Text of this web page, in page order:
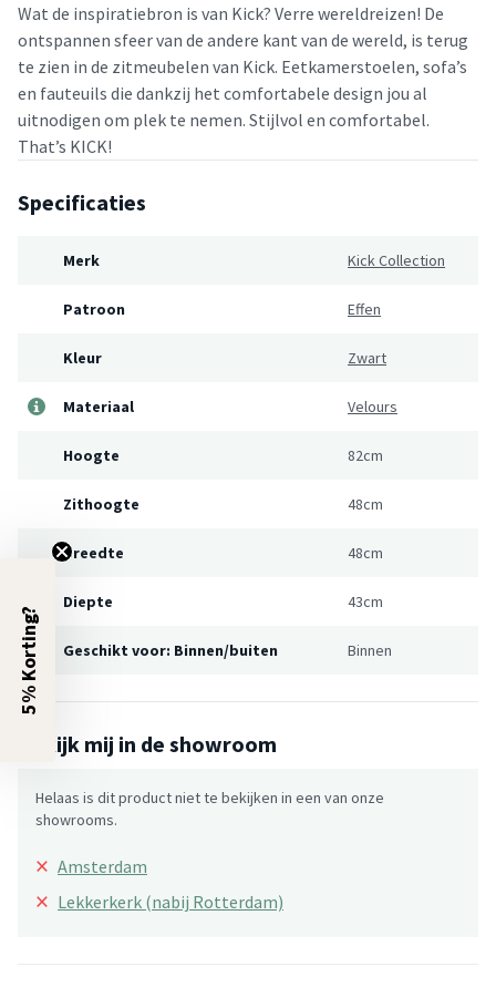
Wat de inspiratiebron is van Kick? Verre wereldreizen! De
ontspannen sfeer van de andere kant van de wereld, is terug
te zien in de zitmeubelen van Kick. Eetkamerstoelen, sofa’s
en fauteuils die dankzij het comfortabele design jou al
uitnodigen om plek te nemen. Stijlvol en comfortabel.
That’s KICK!
Specificaties
Merk Kick Collection
Patroon Effen
Kleur Zwart
Materiaal Velours
Hoogte 82cm
Zithoogte 48cm
Breedte 48cm
Diepte 43cm
Geschikt voor: Binnen/buiten Binnen
Bekijk mij in de showroom
Helaas is dit product niet te bekijken in een van onze
showrooms.
× Amsterdam
× Lekkerkerk (nabij Rotterdam)
5% Korting?